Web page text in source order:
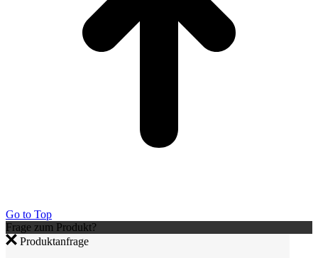
Go to Top
Frage zum Produkt?
Produktanfrage